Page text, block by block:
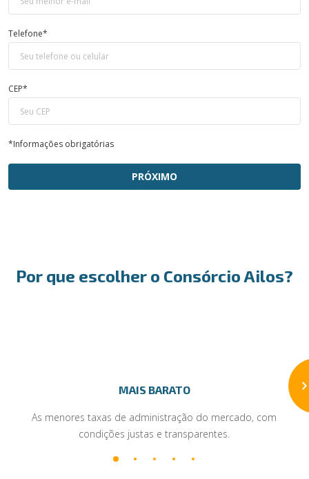
Telefone*
CEP*
*Informações obrigatórias
PRÓXIMO
Por que escolher o Consórcio Ailos?
MAIS BARATO
As menores taxas de administração do mercado, com
condições justas e transparentes.